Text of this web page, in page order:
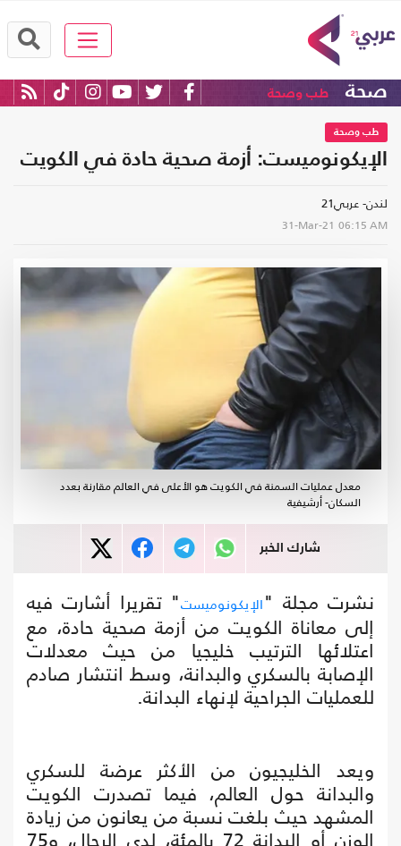
صحة طب وصحة
طب وصحة
الإيكونوميست: أزمة صحية حادة في الكويت
لندن- عربي21
31-Mar-21 06:15 AM
معدل عمليات السمنة في الكويت هو الأعلى في العالم مقارنة بعدد
السكان- أرشيفية
شارك الخبر
نشرت مجلة "الإيكونوميست" تقريرا أشارت فيه
إلى معاناة الكويت من أزمة صحية حادة، مع
اعتلائها الترتيب خليجيا من حيث معدلات
الإصابة بالسكري والبدانة، وسط انتشار صادم
للعمليات الجراحية لإنهاء البدانة.
ويعد الخليجيون من الأكثر عرضة للسكري
والبدانة حول العالم، فيما تصدرت الكويت
المشهد حيث بلغت نسبة من يعانون من زيادة
الوزن أو البدانة 72 بالمئة، لدى الرجال، و75